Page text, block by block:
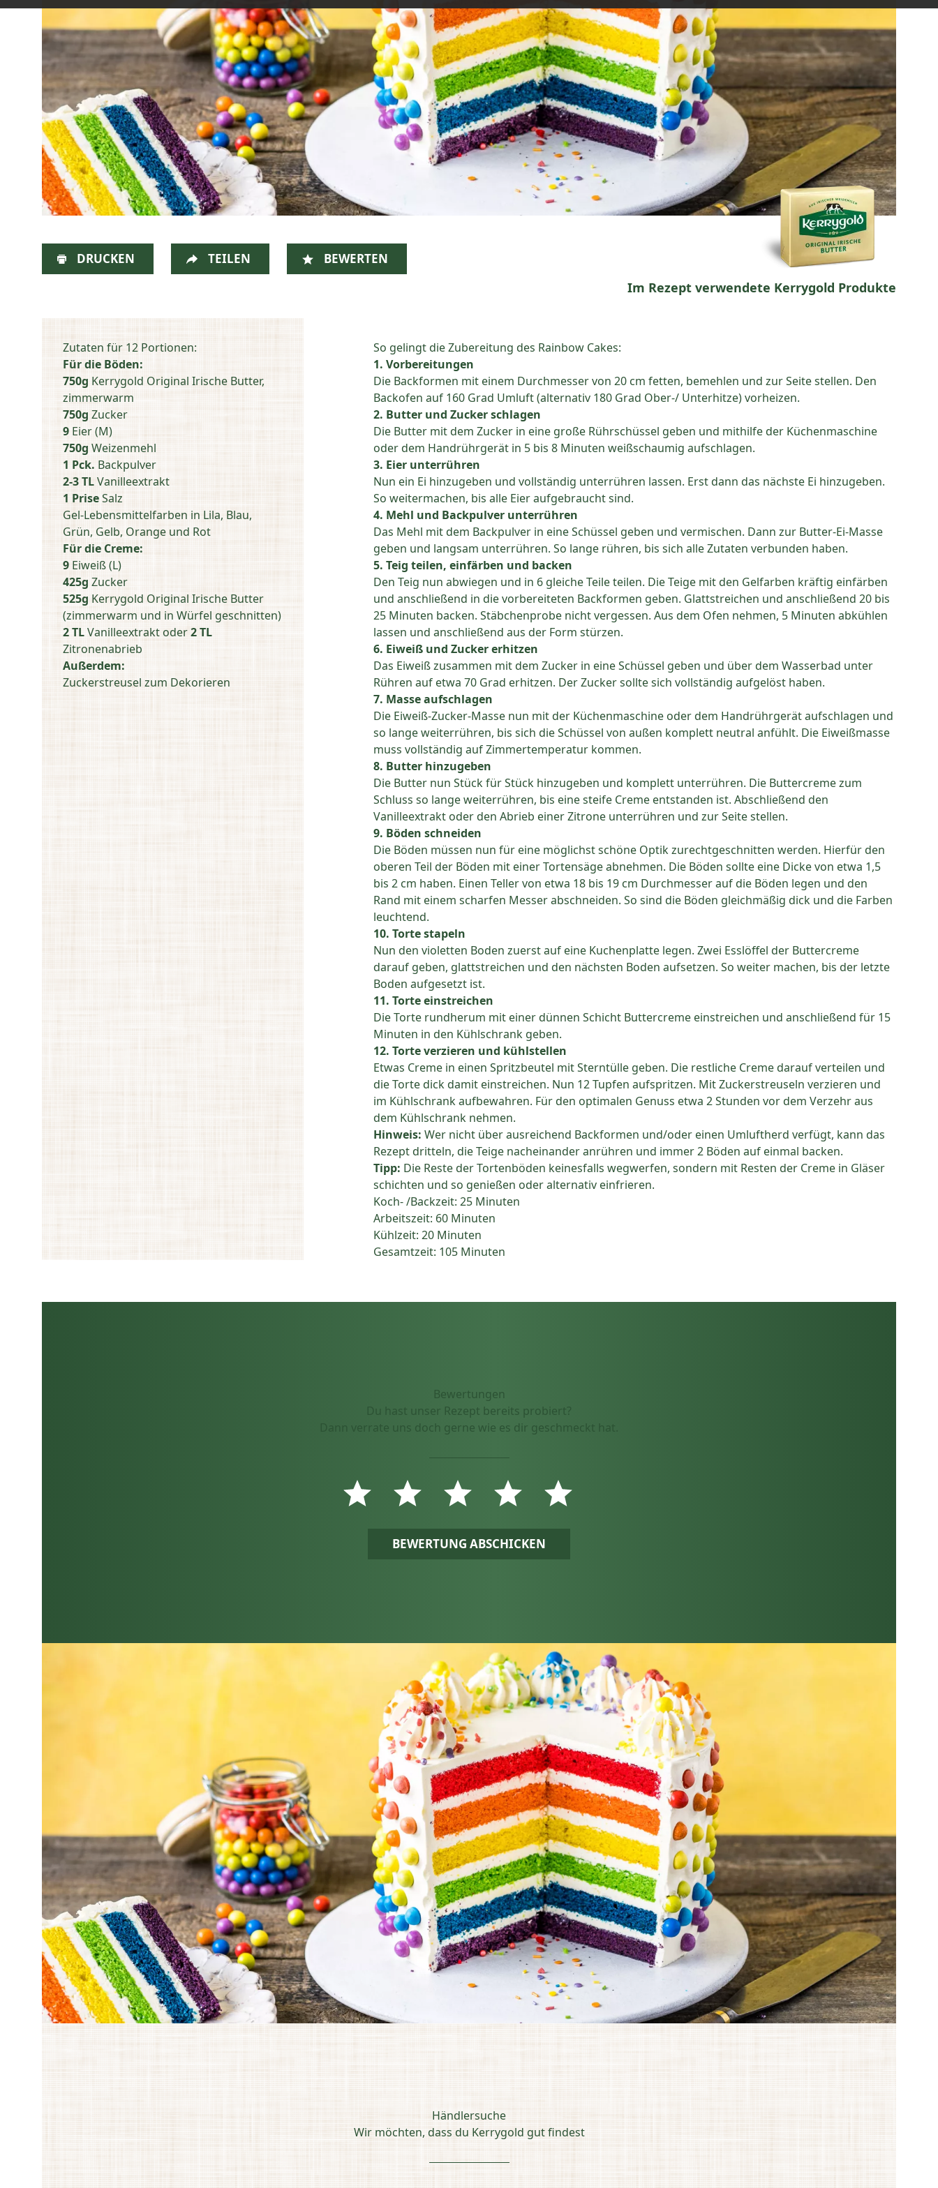
DRUCKEN TEILEN BEWERTEN
Im Rezept verwendete Kerrygold Produkte
Zutaten für 12 Portionen:
Für die Böden:
750g Kerrygold Original Irische Butter,
zimmerwarm
750g Zucker
9 Eier (M)
750g Weizenmehl
1 Pck. Backpulver
2-3 TLVanilleextrakt
1 PriseSalz
Gel-Lebensmittelfarben in Lila, Blau,
Grün, Gelb, Orange und Rot
Für die Creme:
9 Eiweiß (L)
425g Zucker
525g Kerrygold Original Irische Butter
(zimmerwarm und in Würfel geschnitten)
2 TLVanilleextrakt oder2 TL
Zitronenabrieb
Außerdem:
Zuckerstreusel zum Dekorieren
So gelingt die Zubereitung des Rainbow Cakes:
1. Vorbereitungen
Die Backformen mit einem Durchmesser von 20 cm fetten, bemehlen und zur Seite stellen. Den
Backofen auf 160 Grad Umluft (alternativ 180 Grad Ober-/ Unterhitze) vorheizen.
2. Butter und Zucker schlagen
Die Butter mit dem Zucker in eine große Rührschüssel geben und mithilfe der Küchenmaschine
oder dem Handrührgerät in 5 bis 8 Minuten weißschaumig aufschlagen.
3. Eier unterrühren
Nun ein Ei hinzugeben und vollständig unterrühren lassen. Erst dann das nächste Ei hinzugeben.
So weitermachen, bis alle Eier aufgebraucht sind.
4. Mehl und Backpulver unterrühren
Das Mehl mit dem Backpulver in eine Schüssel geben und vermischen. Dann zur Butter-Ei-Masse
geben und langsam unterrühren. So lange rühren, bis sich alle Zutaten verbunden haben.
5. Teig teilen, einfärben und backen
Den Teig nun abwiegen und in 6 gleiche Teile teilen. Die Teige mit den Gelfarben kräftig einfärben
und anschließend in die vorbereiteten Backformen geben. Glattstreichen und anschließend 20 bis
25 Minuten backen. Stäbchenprobe nicht vergessen. Aus dem Ofen nehmen, 5 Minuten abkühlen
lassen und anschließend aus der Form stürzen.
6. Eiweiß und Zucker erhitzen
Das Eiweiß zusammen mit dem Zucker in eine Schüssel geben und über dem Wasserbad unter
Rühren auf etwa 70 Grad erhitzen. Der Zucker sollte sich vollständig aufgelöst haben.
7. Masse aufschlagen
Die Eiweiß-Zucker-Masse nun mit der Küchenmaschine oder dem Handrührgerät aufschlagen und
so lange weiterrühren, bis sich die Schüssel von außen komplett neutral anfühlt. Die Eiweißmasse
muss vollständig auf Zimmertemperatur kommen.
8. Butter hinzugeben
Die Butter nun Stück für Stück hinzugeben und komplett unterrühren. Die Buttercreme zum
Schluss so lange weiterrühren, bis eine steife Creme entstanden ist. Abschließend den
Vanilleextrakt oder den Abrieb einer Zitrone unterrühren und zur Seite stellen.
9. Böden schneiden
Die Böden müssen nun für eine möglichst schöne Optik zurechtgeschnitten werden. Hierfür den
oberen Teil der Böden mit einer Tortensäge abnehmen. Die Böden sollte eine Dicke von etwa 1,5
bis 2 cm haben. Einen Teller von etwa 18 bis 19 cm Durchmesser auf die Böden legen und den
Rand mit einem scharfen Messer abschneiden. So sind die Böden gleichmäßig dick und die Farben
leuchtend.
10. Torte stapeln
Nun den violetten Boden zuerst auf eine Kuchenplatte legen. Zwei Esslöffel der Buttercreme
darauf geben, glattstreichen und den nächsten Boden aufsetzen. So weiter machen, bis der letzte
Boden aufgesetzt ist.
11. Torte einstreichen
Die Torte rundherum mit einer dünnen Schicht Buttercreme einstreichen und anschließend für 15
Minuten in den Kühlschrank geben.
12. Torte verzieren und kühlstellen
Etwas Creme in einen Spritzbeutel mit Sterntülle geben. Die restliche Creme darauf verteilen und
die Torte dick damit einstreichen. Nun 12 Tupfen aufspritzen. Mit Zuckerstreuseln verzieren und
im Kühlschrank aufbewahren. Für den optimalen Genuss etwa 2 Stunden vor dem Verzehr aus
dem Kühlschrank nehmen.
Hinweis: Wer nicht über ausreichend Backformen und/oder einen Umluftherd verfügt, kann das
Rezept dritteln, die Teige nacheinander anrühren und immer 2 Böden auf einmal backen.
Tipp: Die Reste der Tortenböden keinesfalls wegwerfen, sondern mit Resten der Creme in Gläser
schichten und so genießen oder alternativ einfrieren.
Koch- /Backzeit: 25 Minuten
Arbeitszeit: 60 Minuten
Kühlzeit: 20 Minuten
Gesamtzeit: 105 Minuten
Bewertungen
Du hast unser Rezept bereits probiert?
Dann verrate uns doch gerne wie es dir geschmeckt hat.
BEWERTUNG ABSCHICKEN
Händlersuche
Wir möchten, dass du Kerrygold gut findest